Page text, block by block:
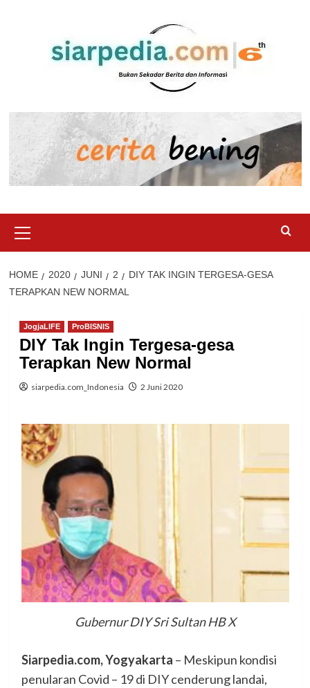
Menu
HOME 2020 JUNI 2
DIY TAK INGIN TERGESA-GESA
TERAPKAN NEW NORMAL
JogjaLIFE ProBISNIS
DIY Tak Ingin Tergesa-gesa
Terapkan New Normal
siarpedia.com_Indonesia 2 Juni 2020
Gubernur DIY Sri Sultan HB X
Siarpedia.com, Yogyakarta – Meskipun kondisi
penularan Covid – 19 di DIY cenderung landai,